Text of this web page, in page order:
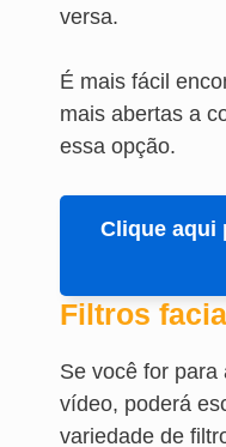
versa.
É mais fácil
mais abertas a
essa opção.
Clique aqui
Filtros
Se você for para
vídeo, poderá
variedade de